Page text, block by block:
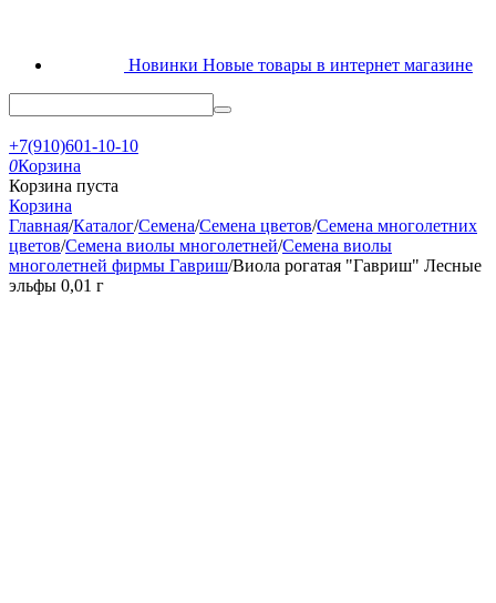
Новинки Новые товары в интернет магазине
+7(910)601-10-10
0Корзина
Корзина пуста
Корзина
Главная/Каталог/Семена/Семена цветов/Семена многолетних
цветов/Семена виолы многолетней/Семена виолы
многолетней фирмы Гавриш/Виола рогатая "Гавриш" Лесные
эльфы 0,01 г